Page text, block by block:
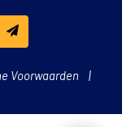
Voorwaarden